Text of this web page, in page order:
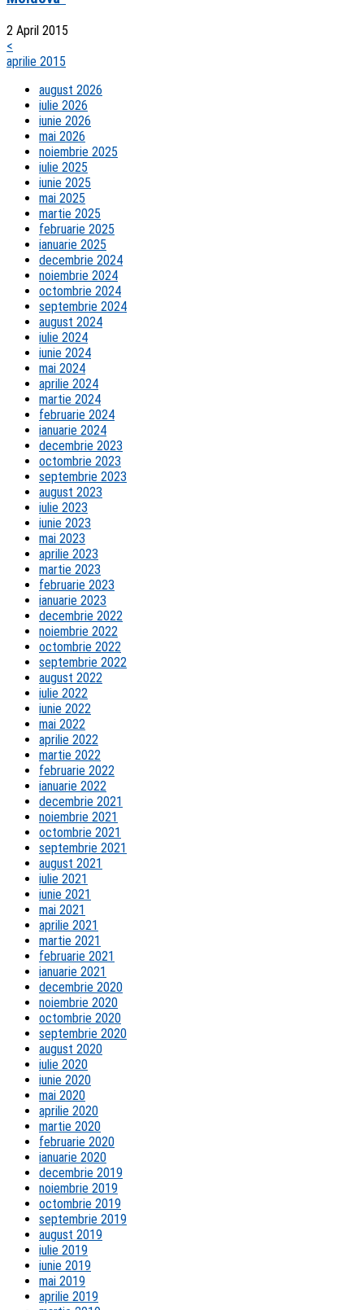
2 April 2015
<
aprilie 2015
august 2026
iulie 2026
iunie 2026
mai 2026
noiembrie 2025
iulie 2025
iunie 2025
mai 2025
martie 2025
februarie 2025
ianuarie 2025
decembrie 2024
noiembrie 2024
octombrie 2024
septembrie 2024
august 2024
iulie 2024
iunie 2024
mai 2024
aprilie 2024
martie 2024
februarie 2024
ianuarie 2024
decembrie 2023
octombrie 2023
septembrie 2023
august 2023
iulie 2023
iunie 2023
mai 2023
aprilie 2023
martie 2023
februarie 2023
ianuarie 2023
decembrie 2022
noiembrie 2022
octombrie 2022
septembrie 2022
august 2022
iulie 2022
iunie 2022
mai 2022
aprilie 2022
martie 2022
februarie 2022
ianuarie 2022
decembrie 2021
noiembrie 2021
octombrie 2021
septembrie 2021
august 2021
iulie 2021
iunie 2021
mai 2021
aprilie 2021
martie 2021
februarie 2021
ianuarie 2021
decembrie 2020
noiembrie 2020
octombrie 2020
septembrie 2020
august 2020
iulie 2020
iunie 2020
mai 2020
aprilie 2020
martie 2020
februarie 2020
ianuarie 2020
decembrie 2019
noiembrie 2019
octombrie 2019
septembrie 2019
august 2019
iulie 2019
iunie 2019
mai 2019
aprilie 2019